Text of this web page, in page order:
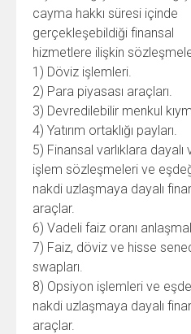
cayma hakkı süresi içinde
gerçekleşebildiği finansal
hizmetlere ilişkin
1) Döviz işlemleri.
2) Para piyasası araçları.
3) Devredilebilir menkul
4) Yatırım ortaklığı payları.
5) Finansal varlıklara dayalı
işlem sözleşmeleri ve
nakdi uzlaşmaya dayalı
araçlar.
6) Vadeli faiz oranı
7) Faiz, döviz ve hisse
swapları.
8) Opsiyon işlemleri ve
nakdi uzlaşmaya dayalı
araçlar.